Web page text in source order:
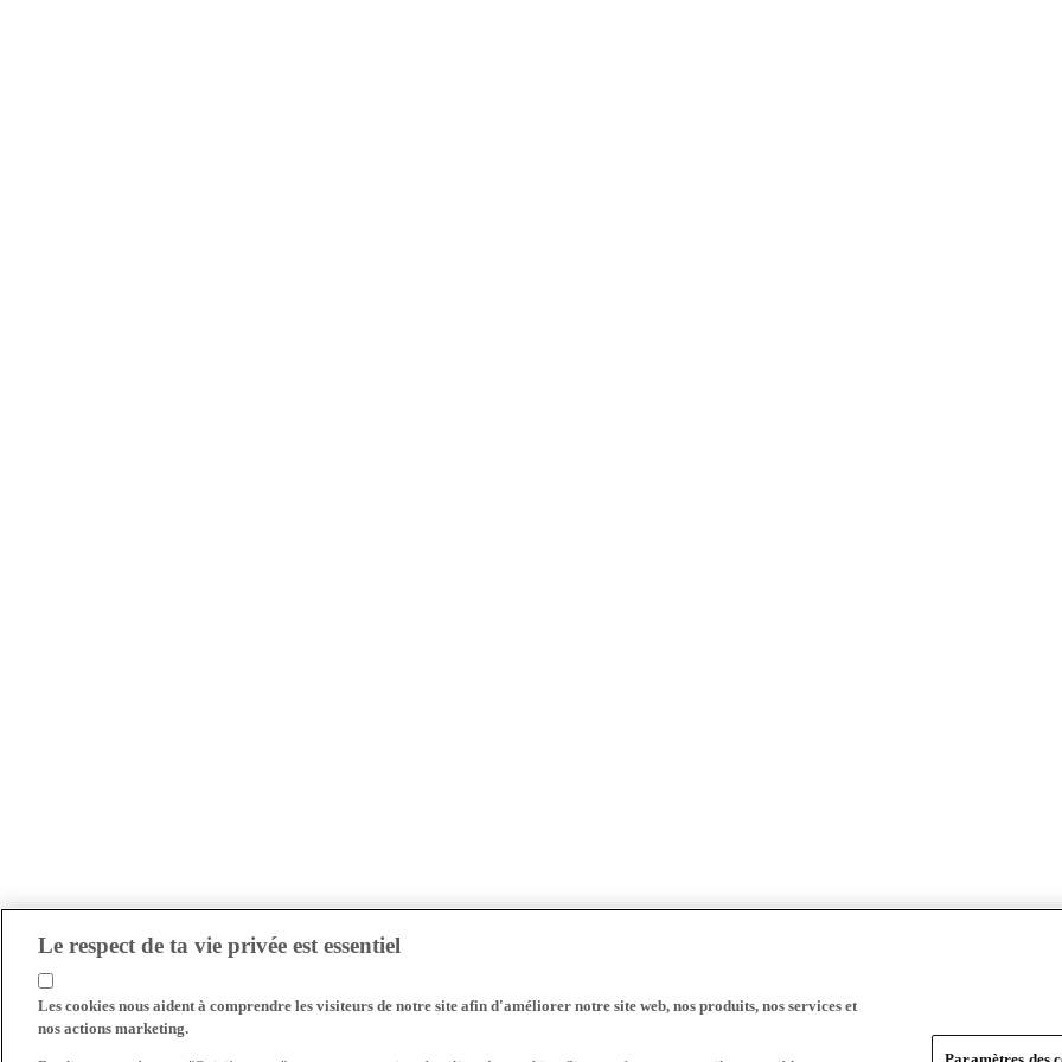
Le respect de ta vie privée est essentiel
Les cookies nous aident à comprendre les visiteurs de notre site afin d'améliorer notre site web, nos produits, nos services et
nos actions marketing.